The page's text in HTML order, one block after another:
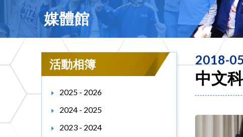
媒體館
活動相簿
2025 - 2026
2024 - 2025
2023 - 2024
2018-
中文